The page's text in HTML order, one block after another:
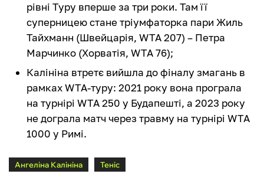
рівні Туру вперше за три роки. Там її
суперницею стане тріумфаторка пари Жиль
Тайхманн (Швейцарія, WTA 207) – Петра
Марчинко (Хорватія, WTA 76);
Калініна втретє вийшла до фіналу змагань в
рамках WTA-туру: 2021 року вона програла
на турнірі WTA 250 у Будапешті, а 2023 року
не дограла матч через травму на турнірі WTA
1000 у Римі.
Ангеліна Калініна Теніс